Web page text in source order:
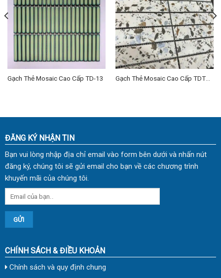
Gạch Thẻ Mosaic Cao Cấp TD-13
Gạch Thẻ Mosaic Cao Cấp TDTM-
ĐĂNG KÝ NHẬN TIN
Bạn vui lòng nhập địa chỉ email vào form bên dưới và nhấn nút
đăng ký, chúng tôi sẽ gửi email cho bạn về các chương trình
khuyến mãi của chúng tôi.
CHÍNH SÁCH & ĐIỀU KHOẢN
Chính sách và quy định chung